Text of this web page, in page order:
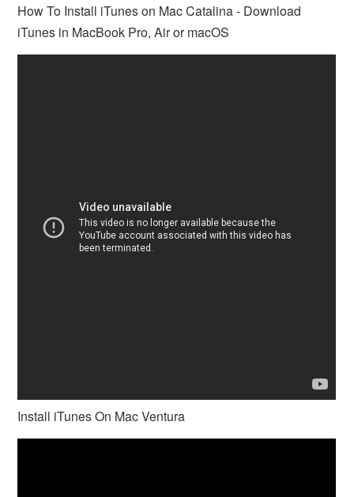
How To Install iTunes on Mac Catalina - Download
iTunes in MacBook Pro, Air or macOS
Install iTunes On Mac Ventura